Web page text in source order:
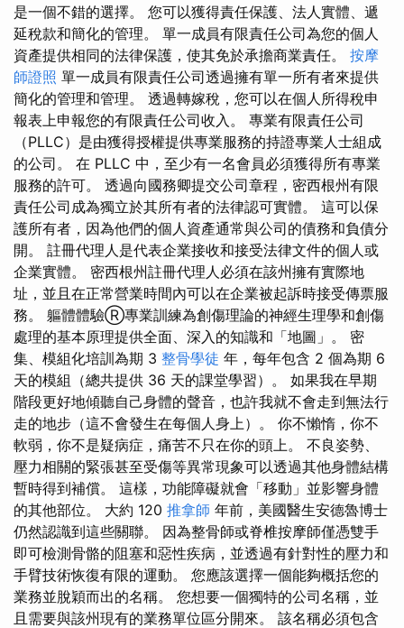
是一個不錯的選擇。 您可以獲得責任保護、法人實體、遞
延稅款和簡化的管理。 單一成員有限責任公司為您的個人
資產提供相同的法律保護，使其免於承擔商業責任。 按摩
師證照 單一成員有限責任公司透過擁有單一所有者來提供
簡化的管理和管理。 透過轉嫁稅，您可以在個人所得稅申
報表上申報您的有限責任公司收入。 專業有限責任公司
（PLLC）是由獲得授權提供專業服務的持證專業人士組成
的公司。 在 PLLC 中，至少有一名會員必須獲得所有專業
服務的許可。 透過向國務卿提交公司章程，密西根州有限
責任公司成為獨立於其所有者的法律認可實體。 這可以保
護所有者，因為他們的個人資產通常與公司的債務和負債分
開。 註冊代理人是代表企業接收和接受法律文件的個人或
企業實體。 密西根州註冊代理人必須在該州擁有實際地
址，並且在正常營業時間內可以在企業被起訴時接受傳票服
務。 軀體體驗Ⓡ專業訓練為創傷理論的神經生理學和創傷
處理的基本原理提供全面、深入的知識和「地圖」。 密
集、模組化培訓為期 3 整骨學徒 年，每年包含 2 個為期 6
天的模組（總共提供 36 天的課堂學習）。 如果我在早期
階段更好地傾聽自己身體的聲音，也許我就不會走到無法行
走的地步（這不會發生在每個人身上）。 你不懶惰，你不
軟弱，你不是疑病症，痛苦不只在你的頭上。 不良姿勢、
壓力相關的緊張甚至受傷等異常現象可以透過其他身體結構
暫時得到補償。 這樣，功能障礙就會「移動」並影響身體
的其他部位。 大約 120 推拿師 年前，美國醫生安德魯博士
仍然認識到這些關聯。 因為整骨師或脊椎按摩師僅憑雙手
即可檢測骨骼的阻塞和惡性疾病，並透過有針對性的壓力和
手臂技術恢復有限的運動。 您應該選擇一個能夠概括您的
業務並脫穎而出的名稱。 您想要一個獨特的公司名稱，並
且需要與該州現有的業務單位區分開來。 該名稱必須包含